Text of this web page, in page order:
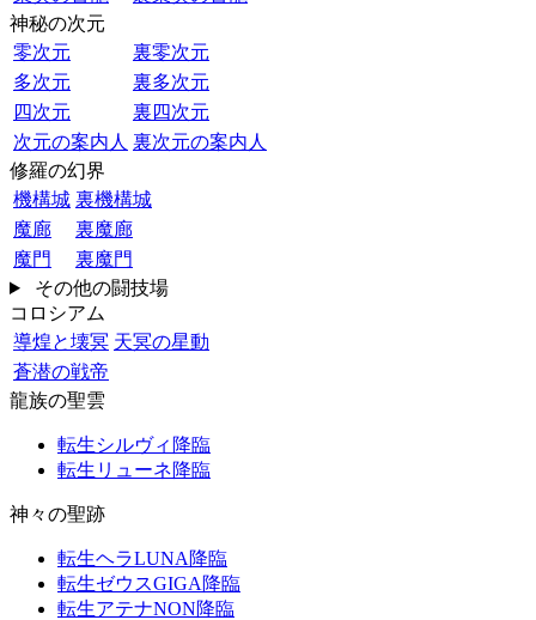
神秘の次元
零次元
裏零次元
多次元
裏多次元
四次元
裏四次元
次元の案内人 裏次元の案内人
修羅の幻界
機構城 裏機構城
魔廊
裏魔廊
魔門
裏魔門
その他の闘技場
コロシアム
導煌と壊冥 天冥の星動
蒼潜の戦帝
龍族の聖雲
転生シルヴィ降臨
転生リューネ降臨
神々の聖跡
転生ヘラLUNA降臨
転生ゼウスGIGA降臨
転生アテナNON降臨